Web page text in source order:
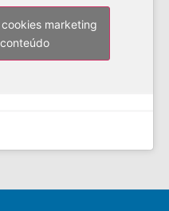
marketing